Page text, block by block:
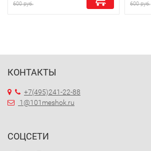
600 руб. 600 руб.
КОНТАКТЫ
+7(495)241-22-88
1@101meshok.ru
СОЦСЕТИ